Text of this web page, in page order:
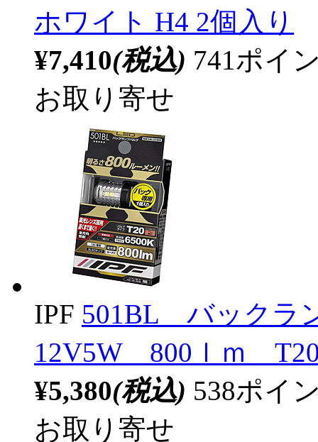
ホワイト H4 2個入り
¥7,410(税込) 741ポイ
お取り寄せ
IPF 501BL バック
12V5W 800ｌｍ
¥5,380(税込) 538ポイ
お取り寄せ